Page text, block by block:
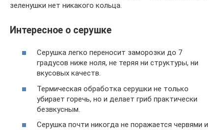
зеленушки нет никакого кольца.
Интересное о серушке
Серушка легко переносит заморозки до 7
градусов ниже ноля, не теряя ни структуры, ни
вкусовых качеств.
Термическая обработка серушки не только
убирает горечь, но и делает гриб практически
безвкусным.
Серушка почти никогда не поражается червями и